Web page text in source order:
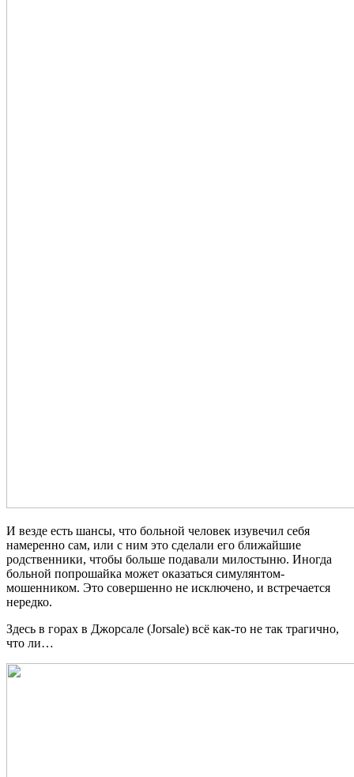
И везде есть шансы, что больной человек изувечил себя
намеренно сам, или с ним это сделали его ближайшие
родственники, чтобы больше подавали милостыню. Иногда
больной попрошайка может оказаться симулянтом-
мошенником. Это совершенно не исключено, и встречается
нередко.
Здесь в горах в Джорсале (Jorsale) всё как-то не так трагично,
что ли…